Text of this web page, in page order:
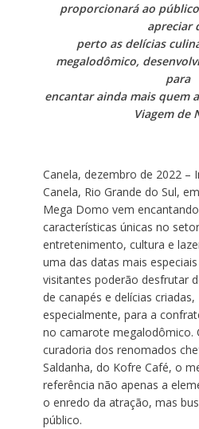
proporcionará ao
apreciar
perto as delícias
megalodômico,
para
encantar ainda mais quem
Viagem de
Canela, dezembro de 2022 –
Canela, Rio Grande do Sul,
Mega Domo vem
características únicas no
entretenimento, cultura e
uma das datas mais
visitantes poderão desfrutar
de canapés e delícias criadas,
especialmente, para a
no camarote megalodômico.
curadoria dos renomados
Saldanha, do Kofre Café, o
referência não apenas a
o enredo da atração, mas
público.